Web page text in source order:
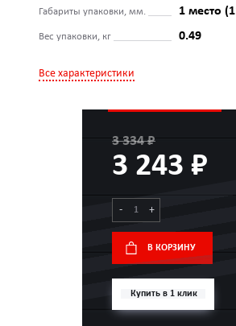
Габариты упаковки, мм. 1 место
Вес упаковки, кг 0.49
Все характеристики
3 334 ₽
3 243 ₽
- +
В КОРЗИНУ
Купить в 1 клик